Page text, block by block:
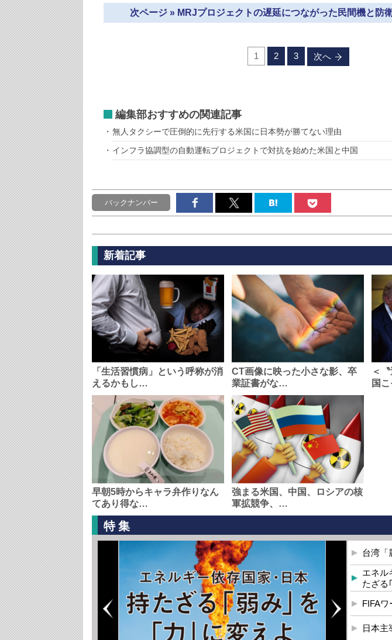
次ページ » MRJプロジェクトの遅延につながった民間機と防
1 2 3 次へ
編集部おすすめの関連記事
無人タクシーで圧倒的に先行する米国に日本勢が勝てない理由
インフラ協調型の自動運転プロジェクトで対抗を始めた米国と中国
バックナンバー
新着記事
「生活習慣病」という呼称が消
えるかもし…
CT画像に映った小さな影、卒
業証書がな…
＜
国
早朝5時からキャラ弁作りなん
てあり得な…
強まる米国、中国、ロシアの核
軍拡競争、…
特集
台湾「
エネ
たざ
FIFAワ
日本主